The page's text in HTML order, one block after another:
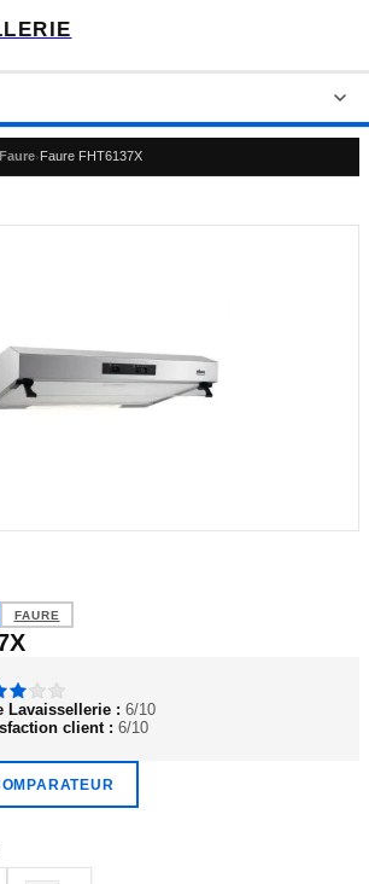
RÉFRIGÉRATEUR-CONGÉLATEUR
HOTTE DE CUISINE
Faure›Faure FHT6137X
FAURE
Lavaissellerie : 6/10
client : 6/10